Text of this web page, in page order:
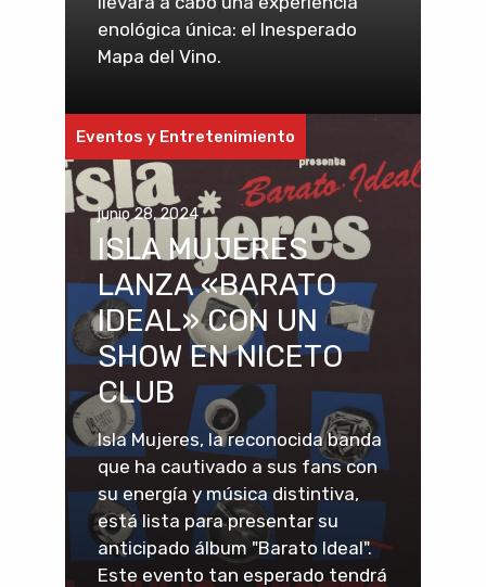
enológica única: el Inesperado
Mapa del Vino.
Eventos y Entretenimiento
junio 28, 2024
ISLA MUJERES
LANZA «BARATO
IDEAL» CON UN
SHOW EN NICETO
CLUB
Isla Mujeres, la reconocida banda
que ha cautivado a sus fans con
su energía y música distintiva,
está lista para presentar su
anticipado álbum "Barato Ideal".
Este evento tan esperado tendrá